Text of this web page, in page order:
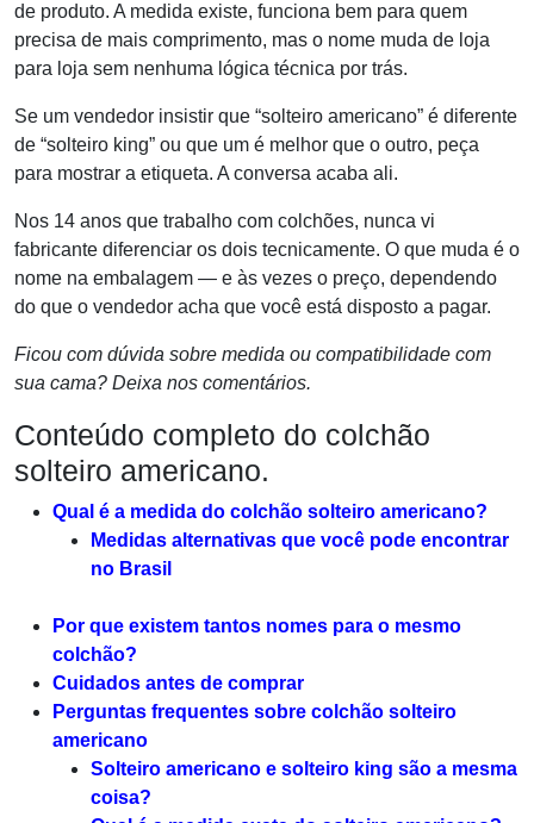
de produto. A medida existe, funciona bem para quem
precisa de mais comprimento, mas o nome muda de loja
para loja sem nenhuma lógica técnica por trás.
Se um vendedor insistir que “solteiro americano” é diferente
de “solteiro king” ou que um é melhor que o outro, peça
para mostrar a etiqueta. A conversa acaba ali.
Nos 14 anos que trabalho com colchões, nunca vi
fabricante diferenciar os dois tecnicamente. O que muda é o
nome na embalagem — e às vezes o preço, dependendo
do que o vendedor acha que você está disposto a pagar.
Ficou com dúvida sobre medida ou compatibilidade com
sua cama? Deixa nos comentários.
Conteúdo completo do colchão
solteiro americano.
Qual é a medida do colchão solteiro americano?
Medidas alternativas que você pode encontrar
no Brasil
Por que existem tantos nomes para o mesmo
colchão?
Cuidados antes de comprar
Perguntas frequentes sobre colchão solteiro
americano
Solteiro americano e solteiro king são a mesma
coisa?